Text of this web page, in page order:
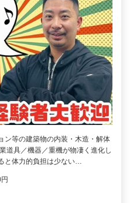
ン等の建築物の内装・木造・解体
道具／機器／重機が物凄く進化し
と体力的負担は少ない…